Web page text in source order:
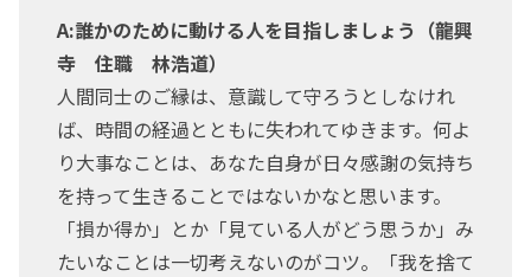
A:誰かのために動ける人を目指しましょう（龍興
寺 住職 林浩道）
人間同士のご縁は、意識して守ろうとしなけれ
ば、時間の経過とともに失われてゆきます。何よ
り大事なことは、あなた自身が日々感謝の気持ち
を持って生きることではないかなと思います。
「損か得か」とか「見ている人がどう思うか」み
たいなことは一切考えないのがコツ。「我を捨て